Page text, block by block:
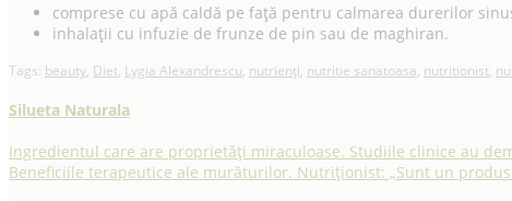
comprese cu apă caldă pe față pentru calmarea durerilor
inhalații cu infuzie de frunze de pin sau de maghiran.
Tags: beauty Diet Lygia Alexandrescu nutrienți nutritie sanatoasa nutritionist
Silueta Naturala
Ingredientul care are proprietăți miraculoase. Studiile clinice au
Beneficiile terapeutice ale murăturilor. Nutriționist: „Sunt un